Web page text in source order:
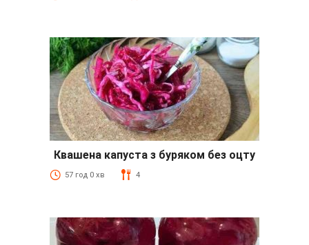
Квашена капуста з буряком без оцту
57 год 0 хв 4